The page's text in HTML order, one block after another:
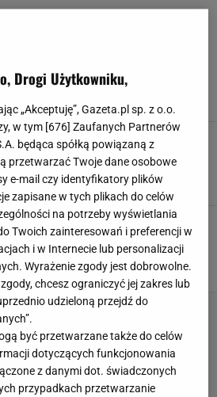
"Gry o tron" pobiła światowy rekord w
ciągu. Serialowy "Góra" podniósł 501
PR
dla dziewczyn? To takie samo
jak dla mężczyzn! Wybierz swój i
zalety
PR
ciąg sumo. Czy martwy ciąg sumo jest
klasycznego? Jak prawidłowo
martwy ciąg sumo?
TRENING I ĆWICZENIA
Drogi Użytkowniku,
„Akceptuję”, Gazeta.pl sp. z o.o.
w tym [676] Zaufanych Partnerów
będąca spółką powiązaną z
przetwarzać Twoje dane osobowe
e-mail czy identyfikatory plików
zapisane w tych plikach do celów
na potrzeby wyświetlania
Twoich zainteresowań i preferencji w
i w Internecie lub personalizacji
Wyrażenie zgody jest dobrowolne.
chcesz ograniczyć jej zakres lub
udzieloną przejdź do
być przetwarzane także do celów
dotyczących funkcjonowania
z danymi dot. świadczonych
przypadkach przetwarzanie